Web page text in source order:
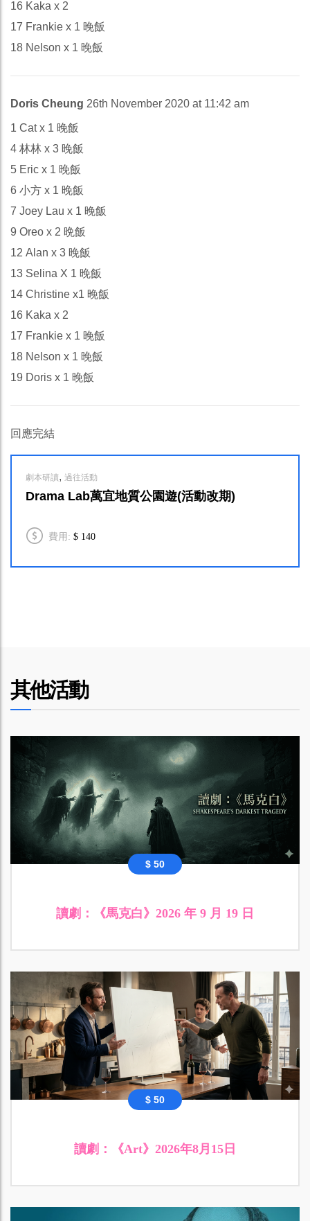
16 Kaka x 2
17 Frankie x 1 晚飯
18 Nelson x 1 晚飯
Doris Cheung 26th November 2020 at 11:42 am
1 Cat x 1 晚飯
4 林林 x 3 晚飯
5 Eric x 1 晚飯
6 小方 x 1 晚飯
7 Joey Lau x 1 晚飯
9 Oreo x 2 晩飯
12 Alan x 3 晚飯
13 Selina X 1 晚飯
14 Christine x1 晚飯
16 Kaka x 2
17 Frankie x 1 晚飯
18 Nelson x 1 晚飯
19 Doris x 1 晚飯
回應完結
劇本研讀, 過往活動
Drama Lab萬宜地質公園遊(活動改期)
費用: $ 140
其他活動
$ 50
讀劇：《馬克白》2026 年 9 月 19 日
$ 50
讀劇：《Art》2026年8月15日